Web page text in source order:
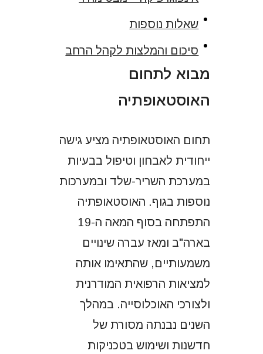
שאלות נוספות
סיכום והמלצות לקהל הרחב
מבוא לתחום
האוסטאופתיה
תחום האוסטאופתיה מציע גישה
ייחודית לאבחון וטיפול בבעיות
במערכת השריר-שלד ובמערכות
נוספות בגוף. האוסטאופתיה
התפתחה בסוף המאה ה-19
בארה"ב ומאז עברה שינויים
משמעותיים, שהתאימו אותה
למציאות הרפואית המודרנית
ולצורכי האוכלוסייה. במהלך
השנים נבנתה מסורת של
חדשנות ושימוש בטכניקות